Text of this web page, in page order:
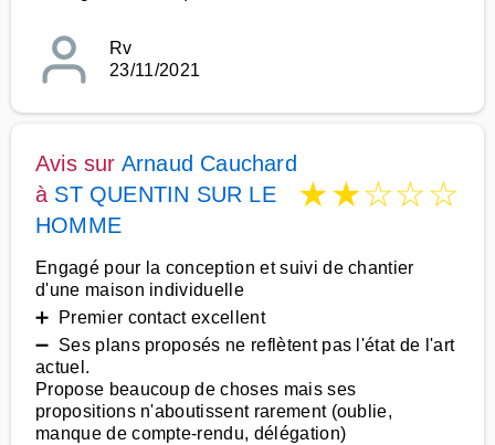
Rv
23/11/2021
Avis sur Arnaud Cauchard
à ST QUENTIN SUR LE
HOMME
★★☆☆☆
Engagé pour la conception et suivi de chantier
d'une maison individuelle
➕ Premier contact excellent
➖ Ses plans proposés ne reflètent pas l'état de l'art
actuel.
Propose beaucoup de choses mais ses
propositions n'aboutissent rarement (oublie,
manque de compte-rendu, délégation)